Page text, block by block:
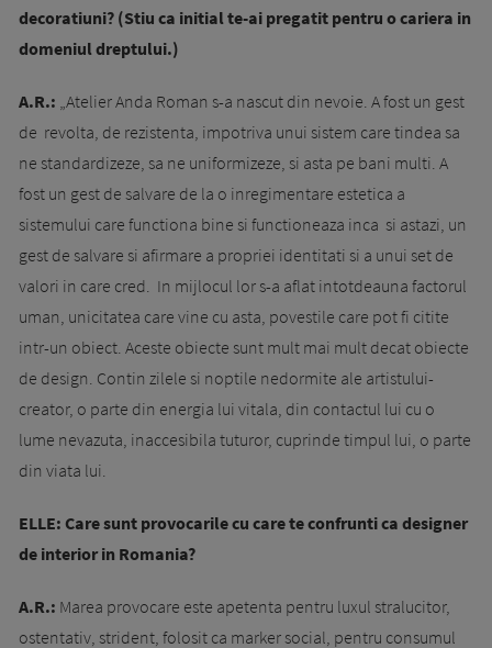
decoratiuni? (Stiu ca initial te-ai pregatit pentru o cariera in
domeniul dreptului.)
A.R.: „Atelier Anda Roman s-a nascut din nevoie. A fost un gest
de revolta, de rezistenta, impotriva unui sistem care tindea sa
ne standardizeze, sa ne uniformizeze, si asta pe bani multi. A
fost un gest de salvare de la o inregimentare estetica a
sistemului care functiona bine si functioneaza inca si astazi, un
gest de salvare si afirmare a propriei identitati si a unui set de
valori in care cred. In mijlocul lor s-a aflat intotdeauna factorul
uman, unicitatea care vine cu asta, povestile care pot fi citite
intr-un obiect. Aceste obiecte sunt mult mai mult decat obiecte
de design. Contin zilele si noptile nedormite ale artistului-
creator, o parte din energia lui vitala, din contactul lui cu o
lume nevazuta, inaccesibila tuturor, cuprinde timpul lui, o parte
din viata lui.
ELLE: Care sunt provocarile cu care te confrunti ca designer
de interior in Romania?
A.R.: Marea provocare este ape­­tenta pentru luxul stralucitor,
ostentativ, strident, folosit ca marker social, pentru consumul